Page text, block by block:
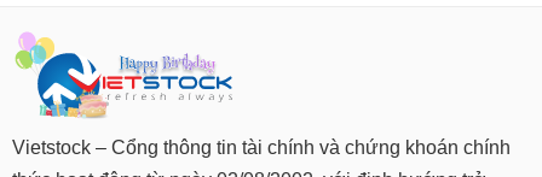
Vietstock – Cổng thông tin tài chính và chứng khoán chính